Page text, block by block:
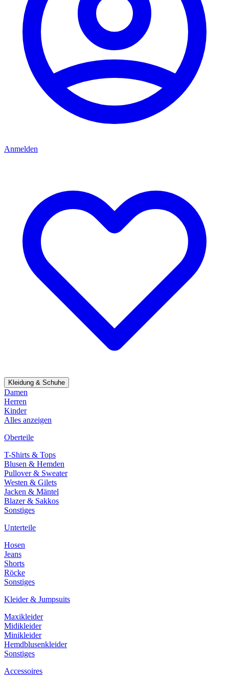
Anmelden
Kleidung & Schuhe
Damen
Herren
Kinder
Alles anzeigen
Oberteile
T-Shirts & Tops
Blusen & Hemden
Pullover & Sweater
Westen & Gilets
Jacken & Mäntel
Blazer & Sakkos
Sonstiges
Unterteile
Hosen
Jeans
Shorts
Röcke
Sonstiges
Kleider & Jumpsuits
Maxikleider
Midikleider
Minikleider
Hemdblusenkleider
Sonstiges
Accessoires